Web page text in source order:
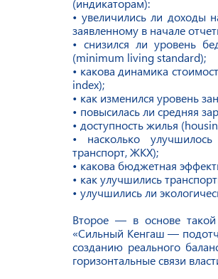
(индикаторам):
• увеличились ли доходы
заявленному в начале
• снизился ли уровень
(minimum living standard);
• какова динамика
index);
• как изменился уровень
• повысилась ли средняя
• доступность жилья
• насколько улучшилось
транспорт, ЖКХ);
• какова бюджетная
• как улучшились
• улучшились ли
Второе — в основе такой
«Сильный Кенгаш —
созданию реального
горизонтальные связи